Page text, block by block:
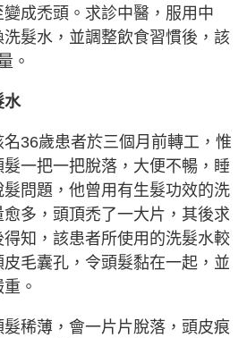
成禿頭。求診中醫，服用中
髮水，並調整飲食習慣後，該
。
水
36歲患者於三個月前轉工，惟
一把一把脫落，大便不暢，睡
問題，他曾用有生髮功效的洗
多，頭頂禿了一大片，其後求
知，該患者所使用的洗髮水較
毛囊孔，令頭髮黏在一起，並
。
稀薄，會一片片脫落，頭皮痕